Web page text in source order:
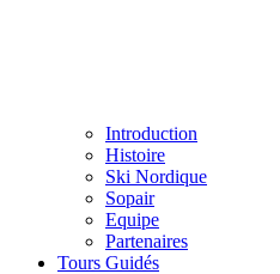
Introduction
Histoire
Ski Nordique
Sopair
Equipe
Partenaires
Tours Guidés